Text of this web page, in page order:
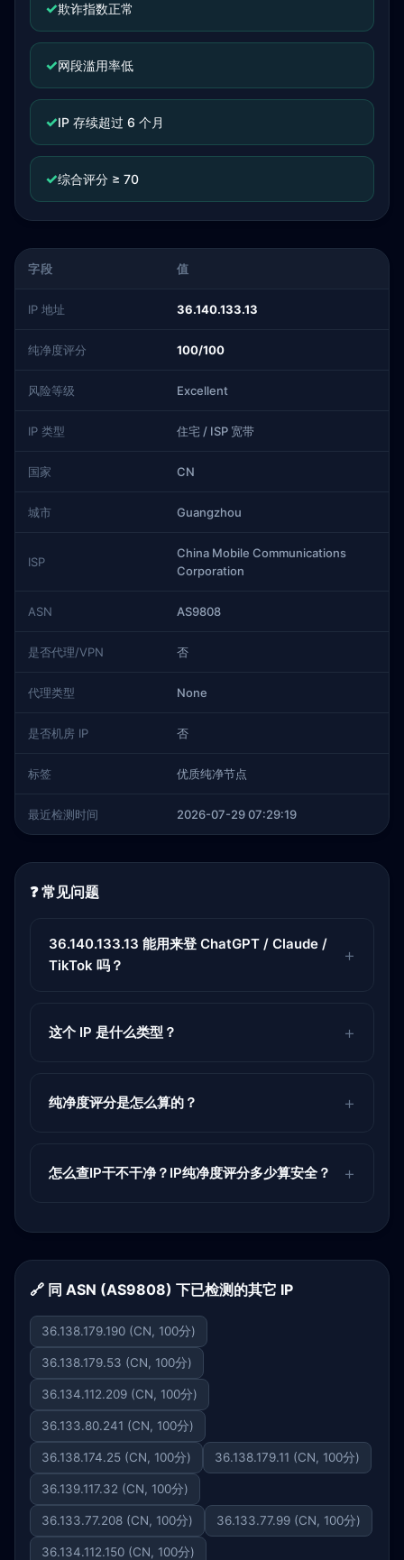
✓欺诈指数正常
✓网段滥用率低
✓IP 存续超过 6 个月
✓综合评分 ≥ 70
字段 值
IP 地址 36.140.133.13
纯净度评分 100/100
风险等级 Excellent
IP 类型 住宅 / ISP 宽带
国家 CN
城市 Guangzhou
ISP
China Mobile Communications
Corporation
ASN AS9808
是否代理/VPN 否
代理类型 None
是否机房 IP 否
标签 优质纯净节点
最近检测时间 2026-07-29 07:29:19
❓ 常见问题
36.140.133.13 能用来登 ChatGPT / Claude /
TikTok 吗？
这个 IP 是什么类型？
纯净度评分是怎么算的？
怎么查IP干不干净？IP纯净度评分多少算安全？
🔗 同 ASN (AS9808) 下已检测的其它 IP
36.138.179.190 (CN, 100分)
36.138.179.53 (CN, 100分)
36.134.112.209 (CN, 100分)
36.133.80.241 (CN, 100分)
36.138.174.25 (CN, 100分) 36.138.179.11 (CN, 100分)
36.139.117.32 (CN, 100分)
36.133.77.208 (CN, 100分) 36.133.77.99 (CN, 100分)
36.134.112.150 (CN, 100分)